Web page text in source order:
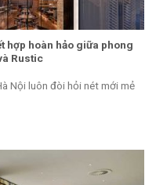
hợp hoàn hảo giữa phong
Rustic
Nội luôn đòi hỏi nét mới mẻ